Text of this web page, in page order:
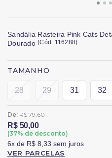
Sandália Rasteira Pink Cats
Dourado (Cód. 116288)
TAMANHO
28 29 31 32
De: R$ 79,60
R$ 50,00
(37% de desconto)
6x de R$ 8,33 sem juros
VER PARCELAS